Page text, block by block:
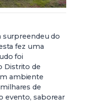
surpreendeu do
fez uma
foi
Distrito de
ambiente
de
evento, saborear